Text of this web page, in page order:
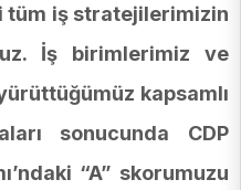
iş stratejilerimizin
İş birimlerimiz ve
kapsamlı
sonucunda CDP
“A” skorumuzu